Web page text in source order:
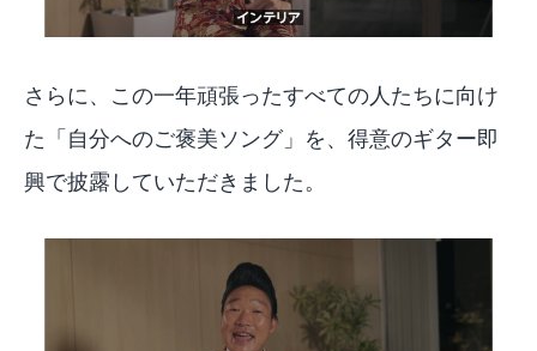
さらに、この一年頑張ったすべての人たちに向け
た「自分へのご褒美ソング」を、得意のギター即
興で披露していただきました。